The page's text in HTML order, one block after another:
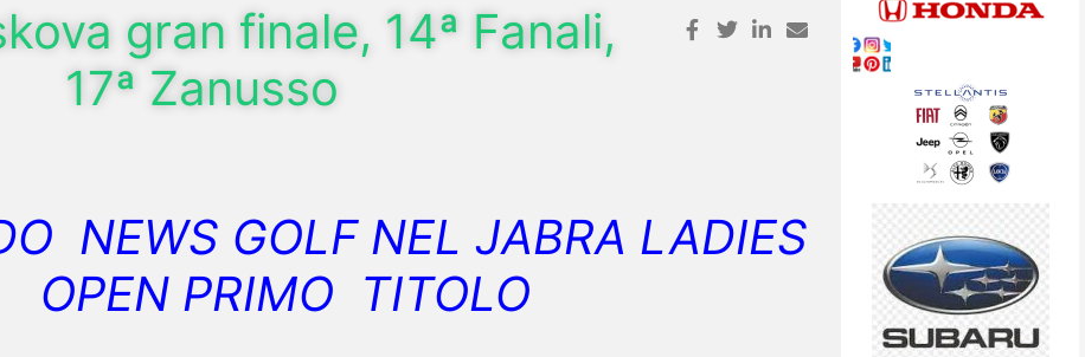
gran finale, 14ª Fanali,
17ª Zanusso
NEWS GOLF NEL JABRA LADIES
OPEN PRIMO TITOLO